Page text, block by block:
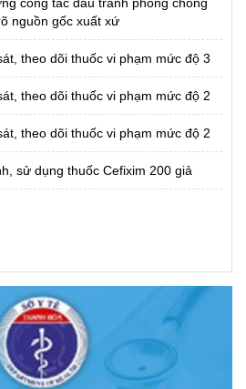
nguồn gốc xuất xứ
theo dõi thuốc vi phạm mức độ 3
theo dõi thuốc vi phạm mức độ 2
theo dõi thuốc vi phạm mức độ 2
sử dụng thuốc Cefixim 200 giả